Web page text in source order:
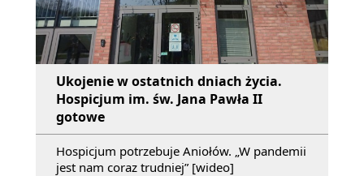
Ukojenie w ostatnich dniach życia.
Hospicjum im. św. Jana Pawła II
gotowe
Hospicjum potrzebuje Aniołów. „W pandemii
jest nam coraz trudniej” [wideo]